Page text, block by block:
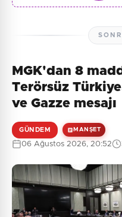
MGK'dan 8
Terörsüz
ve Gazze mesajı
GÜNDEM MANŞET
06 Ağustos 2026, 20:52